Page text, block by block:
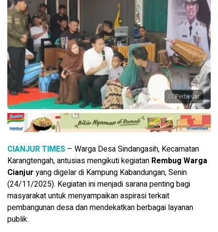
Perbesar
CIANJUR TIMES – Warga Desa Sindangasih, Kecamatan
Karangtengah, antusias mengikuti kegiatan Rembug Warga
Cianjur yang digelar di Kampung Kabandungan, Senin
(24/11/2025). Kegiatan ini menjadi sarana penting bagi
masyarakat untuk menyampaikan aspirasi terkait
pembangunan desa dan mendekatkan berbagai layanan
publik.